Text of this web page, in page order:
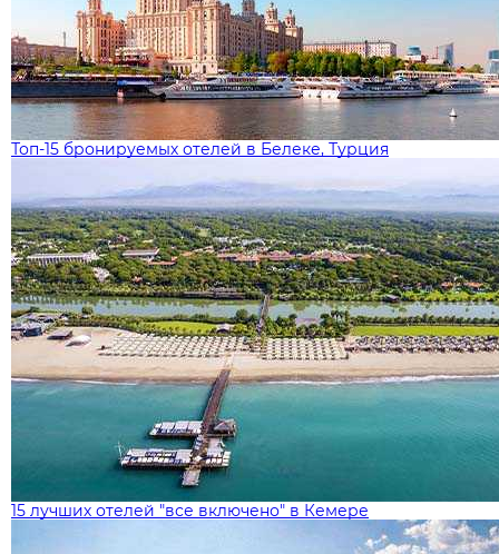
Топ-15 бронируемых отелей в Белеке, Турция
15 лучших отелей "все включено" в Кемере